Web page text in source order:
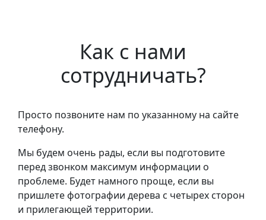
Как с нами
сотрудничать?
Просто позвоните нам по указанному на сайте
телефону.
Мы будем очень рады, если вы подготовите
перед звонком максимум информации о
проблеме. Будет намного проще, если вы
пришлете фотографии дерева с четырех сторон
и прилегающей территории.